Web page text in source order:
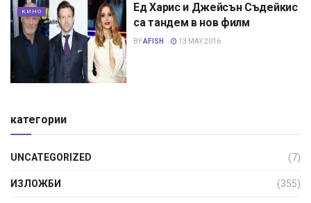
КИНО
Eд Харис и Джейсън Съдейкис
са тандем в нов филм
BYAFISH 13 MAY 2016
категории
UNCATEGORIZED (7)
ИЗЛОЖБИ (355)